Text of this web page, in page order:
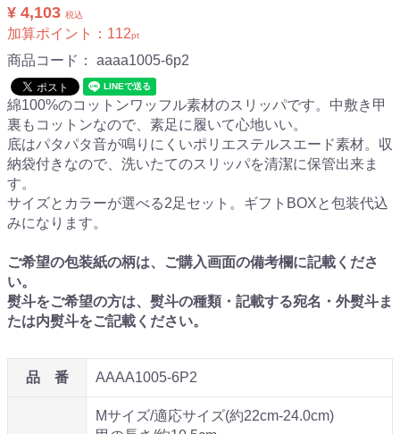
¥ 4,103 税込
加算ポイント： 112pt
商品コード： aaaa1005-6p2
綿100%のコットンワッフル素材のスリッパです。中敷き甲
裏もコットンなので、素足に履いて心地いい。
底はパタパタ音が鳴りにくいポリエステルスエード素材。収
納袋付きなので、洗いたてのスリッパを清潔に保管出来ま
す。
サイズとカラーが選べる2足セット。ギフトBOXと包装代込
みになります。
ご希望の包装紙の柄は、ご購入画面の備考欄に記載くださ
い。
熨斗をご希望の方は、熨斗の種類・記載する宛名・外熨斗ま
たは内熨斗をご記載ください。
品 番 AAAA1005-6P2
Mサイズ/適応サイズ(約22cm-24.0cm)